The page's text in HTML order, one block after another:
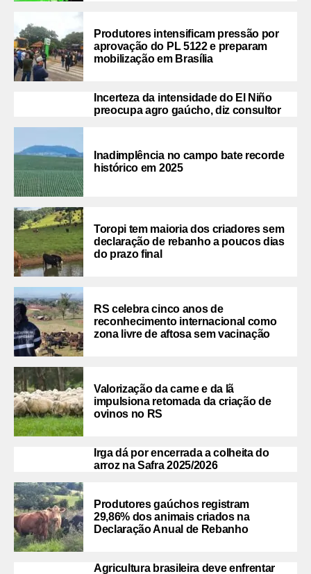
Produtores intensificam pressão por
aprovação do PL 5122 e preparam
mobilização em Brasília
Incerteza da intensidade do El Niño
preocupa agro gaúcho, diz consultor
Inadimplência no campo bate recorde
histórico em 2025
Toropi tem maioria dos criadores sem
declaração de rebanho a poucos dias
do prazo final
RS celebra cinco anos de
reconhecimento internacional como
zona livre de aftosa sem vacinação
Valorização da carne e da lã
impulsiona retomada da criação de
ovinos no RS
Irga dá por encerrada a colheita do
arroz na Safra 2025/2026
Produtores gaúchos registram
29,86% dos animais criados na
Declaração Anual de Rebanho
Agricultura brasileira deve enfrentar